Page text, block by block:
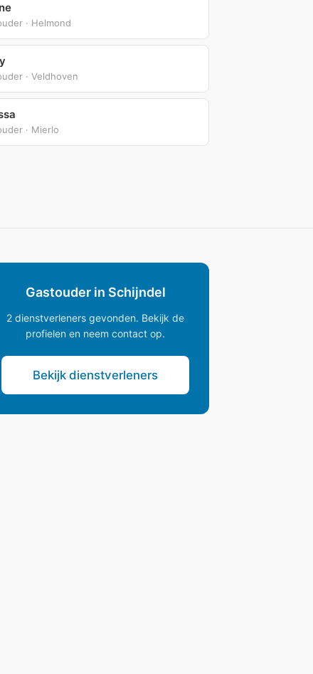
· Helmond
· Veldhoven
· Mierlo
Gastouder in Schijndel
2 dienstverleners gevonden. Bekijk de
profielen en neem contact op.
Bekijk dienstverleners